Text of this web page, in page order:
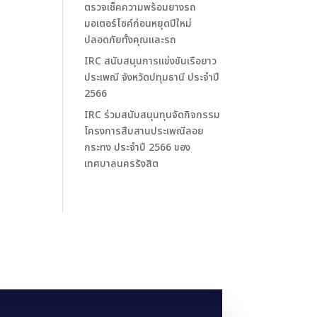
ตรวจเช็คความพร้อมยางรถ
มอเตอร์ไซค์ก่อนหยุดปีใหม่
ปลอดภัยทั้งคุณและรถ
IRC สนับสนุนการแข่งขันเรือยาว
ประเพณี จังหวัดปทุมธานี ประจำปี
2566
IRC ร่วมสนับสนุนทุนจัดกิจกรรม
โครงการสืบสานประเพณีลอย
กระทง ประจำปี 2566 ของ
เทศบาลนครรังสิต